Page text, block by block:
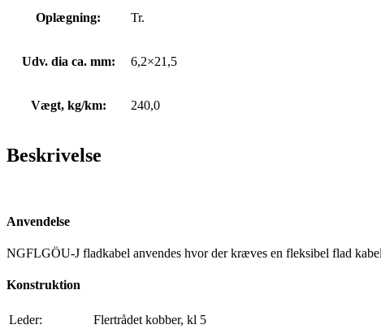
Oplægning: Tr.
Udv. dia ca. mm: 6,2×21,5
Vægt, kg/km: 240,0
Beskrivelse
Anvendelse
NGFLGÖU-J fladkabel anvendes hvor der kræves en fleksibel flad
Konstruktion
Leder:
Flertrådet kobber, kl 5